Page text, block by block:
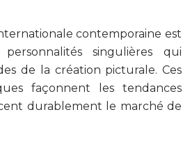
contemporaine est
singulières qui
de la création picturale. Ces
façonnent les tendances
durablement le marché de